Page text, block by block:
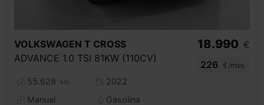
VOLKSWAGEN T CROSS
ADVANCE 1.0 TSI 81KW (110CV)
55.628 km
2022
Manual
Gasolina
18.990 €
226
€/mes